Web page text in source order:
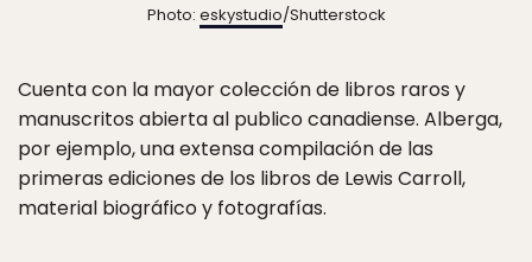
Photo: eskystudio/Shutterstock
Cuenta con la mayor colección de libros raros y
manuscritos abierta al publico canadiense. Alberga,
por ejemplo, una extensa compilación de las
primeras ediciones de los libros de Lewis Carroll,
material biográfico y fotografías.